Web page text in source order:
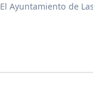
El Ayuntamiento de